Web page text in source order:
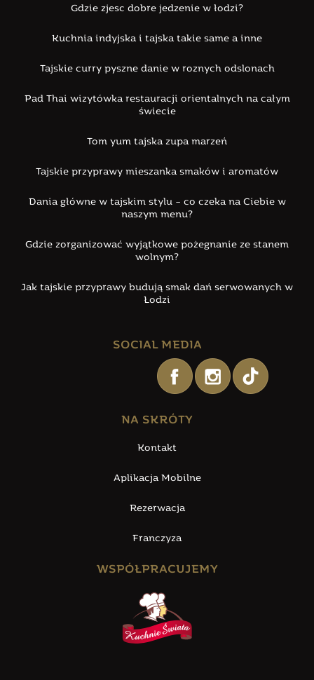
Gdzie zjesc dobre jedzenie w łodzi?
Kuchnia indyjska i tajska takie same a inne
Tajskie curry pyszne danie w roznych odslonach
Pad Thai wizytówka restauracji orientalnych na całym
świecie
Tom yum tajska zupa marzeń
Tajskie przyprawy mieszanka smaków i aromatów
Dania główne w tajskim stylu – co czeka na Ciebie w
naszym menu?
Gdzie zorganizować wyjątkowe pożegnanie ze stanem
wolnym?
Jak tajskie przyprawy budują smak dań serwowanych w
Łodzi
SOCIAL MEDIA
NA SKRÓTY
Kontakt
Aplikacja Mobilne
Rezerwacja
Franczyza
WSPÓŁPRACUJEMY